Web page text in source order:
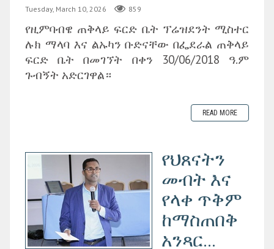
Tuesday, March 10, 2026 859
የዚምባብዌ ጠቅላይ ፍርድ ቤት ፕሬዝደንት ሚስተር
ሉክ ማላባ እና ልኡካን ቡድናቸው በፌደራል ጠቅላይ
ፍርድ ቤት በመገኘት በቀን 30/06/2018 ዓ.ም
ጉብኝት አድርገዋል።
READ MORE
የህጸናትን
መብት እና
የላቀ ጥቅም
ከማስጠበቅ
አንጻር...